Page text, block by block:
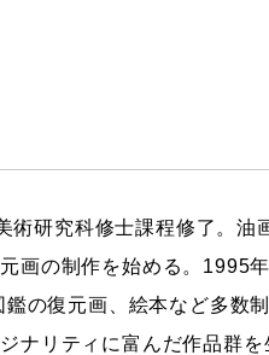
研究科修士課程修了。油
画の制作を始める。1995
の復元画、絵本など多数
ナリティに富んだ作品群を